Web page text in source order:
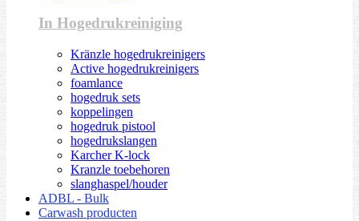
In Hogedrukreiniging
Kränzle hogedrukreinigers
Active hogedrukreinigers
foamlance
hogedruk sets
koppelingen
hogedruk pistool
hogedrukslangen
Karcher K-lock
Kranzle toebehoren
slanghaspel/houder
ADBL - Bulk
Carwash producten